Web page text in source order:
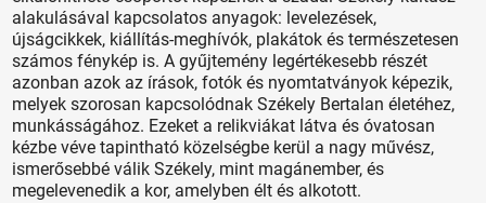
alakulásával kapcsolatos anyagok: levelezések,
újságcikkek, kiállítás-meghívók, plakátok és természetesen
számos fénykép is. A gyűjtemény legértékesebb részét
azonban azok az írások, fotók és nyomtatványok képezik,
melyek szorosan kapcsolódnak Székely Bertalan életéhez,
munkásságához. Ezeket a relikviákat látva és óvatosan
kézbe véve tapintható közelségbe kerül a nagy művész,
ismerősebbé válik Székely, mint magánember, és
megelevenedik a kor, amelyben élt és alkotott.